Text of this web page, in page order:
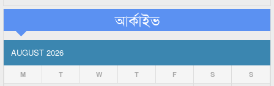
আর্কাইভ
AUGUST 2026
M T W T F S S